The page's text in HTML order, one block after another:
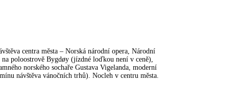
centra města – Norská národní opera, Národní
na poloostrově Bygdøy (jízdné loďkou není v ceně),
norského sochaře Gustava Vigelanda, moderní
návštěva vánočních trhů). Nocleh v centru města.